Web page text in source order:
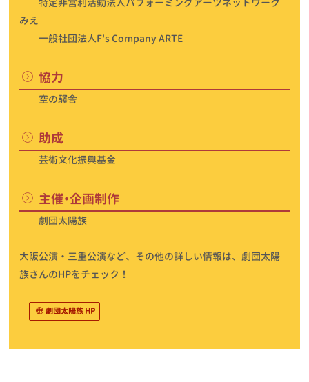
みえ
一般社団法人F's Company ARTE
協力
空の驛舎
助成
芸術文化振興基金
主催・企画制作
劇団太陽族
大阪公演・三重公演など、その他の詳しい情報は、劇団太陽
族さんのHPをチェック！
劇団太陽族 HP